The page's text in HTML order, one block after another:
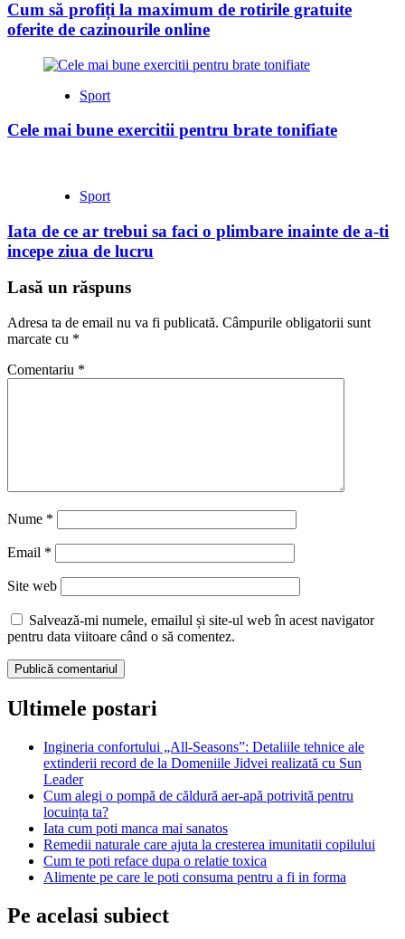
Cum să profiți la maximum de rotirile gratuite
oferite de cazinourile online
Sport
Cele mai bune exercitii pentru brate tonifiate
Sport
Iata de ce ar trebui sa faci o plimbare inainte de a-ti
incepe ziua de lucru
Lasă un răspuns
Adresa ta de email nu va fi publicată. Câmpurile obligatorii sunt
marcate cu *
Comentariu *
Nume *
Email *
Site web
Salvează-mi numele, emailul și site-ul web în acest navigator
pentru data viitoare când o să comentez.
Ultimele postari
Ingineria confortului „All-Seasons”: Detaliile tehnice ale
extinderii record de la Domeniile Jidvei realizată cu Sun
Leader
Cum alegi o pompă de căldură aer-apă potrivită pentru
locuința ta?
Iata cum poti manca mai sanatos
Remedii naturale care ajuta la cresterea imunitatii copilului
Cum te poti reface dupa o relatie toxica
Alimente pe care le poti consuma pentru a fi in forma
Pe acelasi subiect